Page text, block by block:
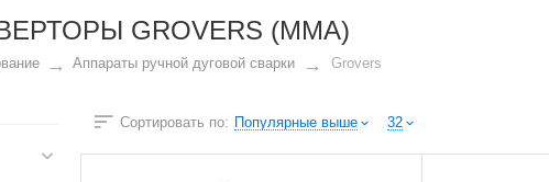
GROVERS (ММА)
Аппараты ручной дуговой сварки Grovers
Сортировать по: Популярные выше 32